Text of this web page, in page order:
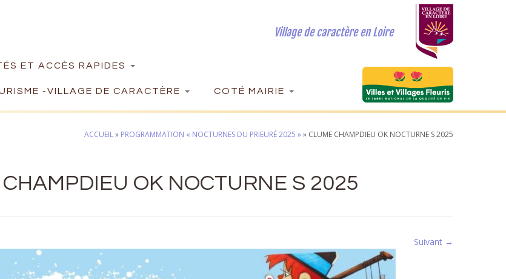
Village de caractère en Loire
ET ACCÈS RAPIDES
-VILLAGE DE CARACTÈRE COTÉ MAIRIE
ACCUEIL» PROGRAMMATION « NOCTURNES DU PRIEURÉ 2025 »» CLUME CHAMPDIEU OK NOCTURNE S 2025
OK NOCTURNE S 2025
Suivant →